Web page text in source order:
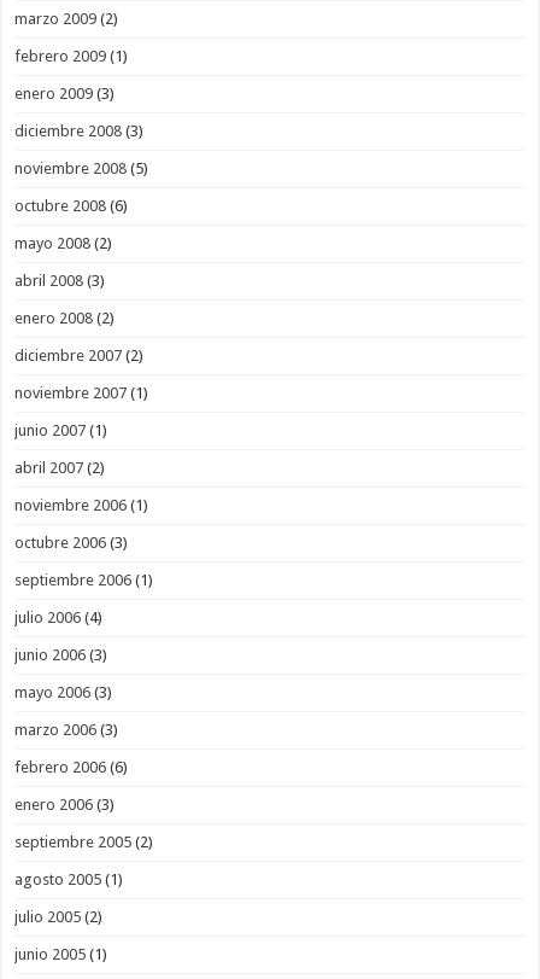
marzo 2009 (2)
febrero 2009 (1)
enero 2009 (3)
diciembre 2008 (3)
noviembre 2008 (5)
octubre 2008 (6)
mayo 2008 (2)
abril 2008 (3)
enero 2008 (2)
diciembre 2007 (2)
noviembre 2007 (1)
junio 2007 (1)
abril 2007 (2)
noviembre 2006 (1)
octubre 2006 (3)
septiembre 2006 (1)
julio 2006 (4)
junio 2006 (3)
mayo 2006 (3)
marzo 2006 (3)
febrero 2006 (6)
enero 2006 (3)
septiembre 2005 (2)
agosto 2005 (1)
julio 2005 (2)
junio 2005 (1)